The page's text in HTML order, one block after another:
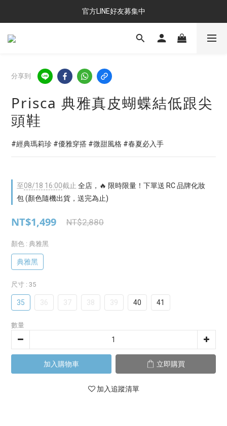
官方LINE好友募集中
分享到
Prisca 典雅真皮蝴蝶結低跟尖
頭鞋
#經典瑪莉珍 #優雅穿搭 #微甜風格 #春夏必入手
至08/18 16:00截止 全店，🔥 限時限量！下單送 RC 品牌化妝
包 (顏色隨機出貨，送完為止)
NT$1,499 NT$2,880
顏色 : 典雅黑
典雅黑
尺寸 : 35
35 36 37 38 39 40 41
數量
加入購物車 立即購買
加入追蹤清單